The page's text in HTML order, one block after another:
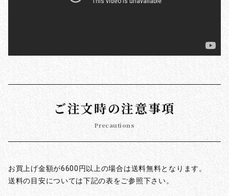
ご注文時の注意事項
Precautions
お買上げ金額が6600円以上の場合は送料無料となります。
送料の目安については下記の表をご参照下さい。